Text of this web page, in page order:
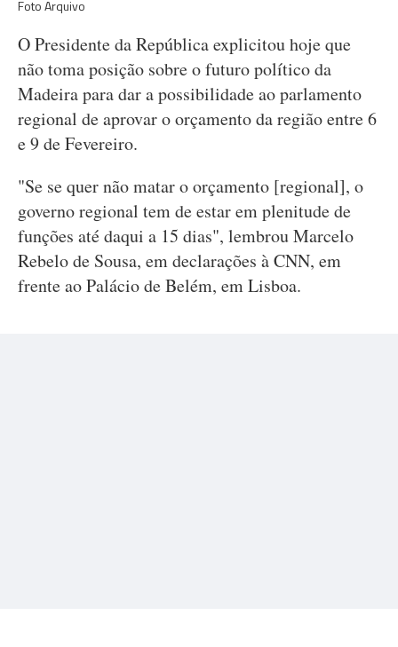
Foto Arquivo
O Presidente da República explicitou hoje que
não toma posição sobre o futuro político da
Madeira para dar a possibilidade ao parlamento
regional de aprovar o orçamento da região entre 6
e 9 de Fevereiro.
"Se se quer não matar o orçamento [regional], o
governo regional tem de estar em plenitude de
funções até daqui a 15 dias", lembrou Marcelo
Rebelo de Sousa, em declarações à CNN, em
frente ao Palácio de Belém, em Lisboa.